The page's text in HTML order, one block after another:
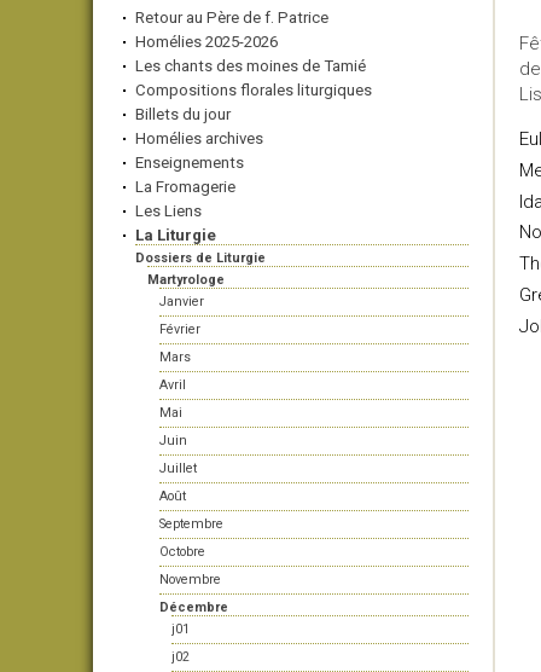
Retour au Père de f. Patrice
Homélies 2025-2026
Les chants des moines de Tamié
Compositions florales liturgiques
Billets du jour
Homélies archives
Enseignements
La Fromagerie
Les Liens
La Liturgie
Dossiers de Liturgie
Martyrologe
Janvier
Février
Mars
Avril
Mai
Juin
Juillet
Août
Septembre
Octobre
Novembre
Décembre
j01
j02